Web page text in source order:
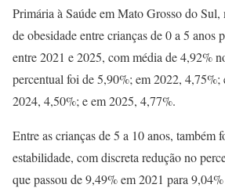
Primária à Saúde em Mato Grosso do Sul,
de obesidade entre crianças de 0 a 5 anos
entre 2021 e 2025, com média de 4,92%
percentual foi de 5,90%; em 2022,
2024, 4,50%; e em 2025, 4,77%.
Entre as crianças de 5 a 10 anos, também
estabilidade, com discreta redução no
que passou de 9,49% em 2021 para